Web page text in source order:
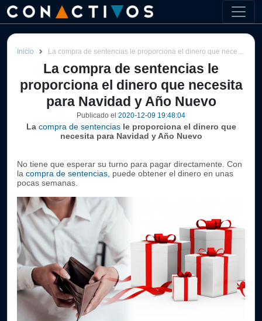
Inicio La compra de sentencias le proporciona el dinero que necesita para Navidad y Año Nuevo
La compra de sentencias le
proporciona el dinero que necesita
para Navidad y Año Nuevo
Publicado el 2020-12-09 19:48:04
La compra de sentenciasle proporciona el dinero que
necesita para Navidad y Año Nuevo
No tiene que esperar su turno para pagar directamente. Con
la compra de sentencias, puede obtener el dinero en unas
pocas semanas.